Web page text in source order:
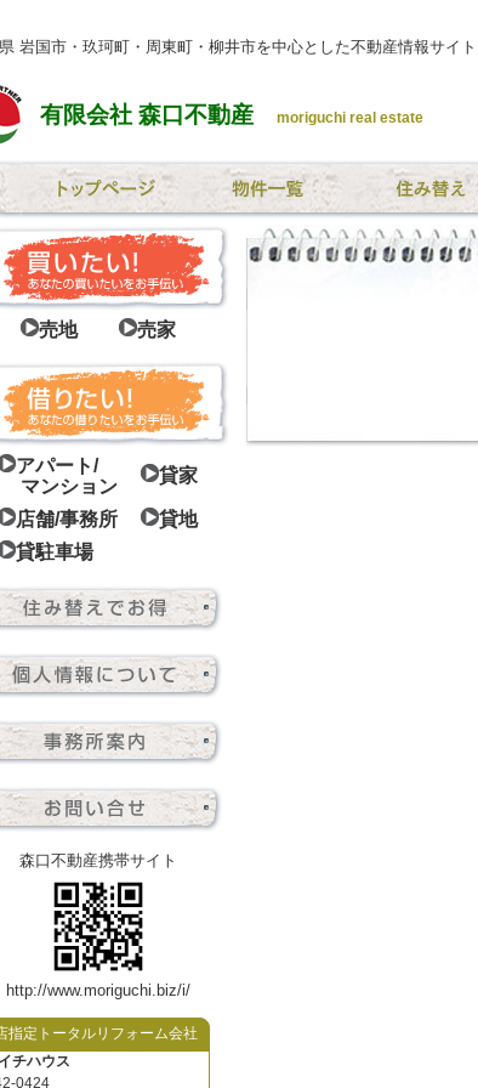
岩国市・玖珂町・周東町・柳井市を中心とした不動産情報サイト
有限会社 森口不動産 moriguchi real estate
売地 売家
アパート/
マンション
貸家
店舗/事務所
貸地
貸駐車場
森口不動産携帯サイト
http://www.moriguchi.biz/i/
指定トータルリフォーム会社
チハウス
0424